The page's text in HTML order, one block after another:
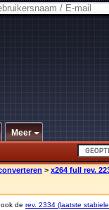
Meer
> x264 full rev.
de rev. 2334 (laatste